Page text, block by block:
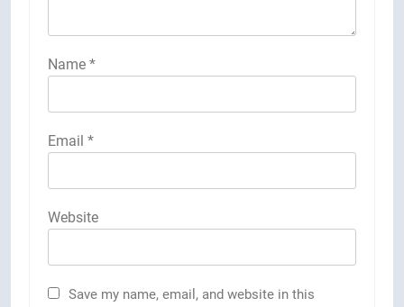
Name *
Email *
Website
Save my name, email, and website in this